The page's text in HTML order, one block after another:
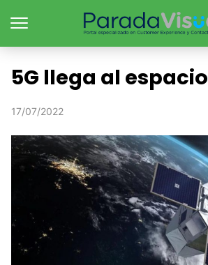
5G llega al espacio
17/07/2022